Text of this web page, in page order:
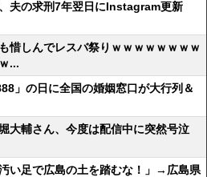
夫の求刑7年翌日にInstagram更新
惜しんでレスバ祭りｗｗｗｗｗｗｗｗ
...
」の日に全国の婚姻窓口が大行列＆
大輔さん、今度は配信中に突然号泣
い足で広島の土を踏むな！」→広島県